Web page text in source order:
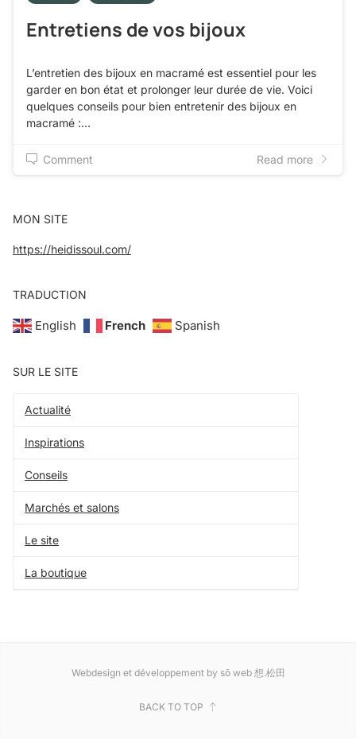
Entretiens de vos bijoux
L’entretien des bijoux en macramé est essentiel pour les
garder en bon état et prolonger leur durée de vie. Voici
quelques conseils pour bien entretenir des bijoux en
macramé :…
Comment Read more
MON SITE
https://heidissoul.com/
TRADUCTION
English French Spanish
SUR LE SITE
Actualité
Inspirations
Conseils
Marchés et salons
Le site
La boutique
Webdesign et développement by sō web 想.松田
BACK TO TOP